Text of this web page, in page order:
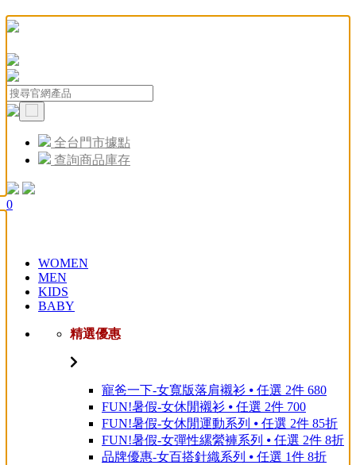
全台門市據點
查詢商品庫存
0
WOMEN
MEN
KIDS
BABY
精選優惠
寵爸一下-女寬版落肩襯衫 ⦁ 任選 2件 680
FUN!暑假-女休閒襯衫 ⦁ 任選 2件 700
FUN!暑假-女休閒運動系列 ⦁ 任選 2件 85折
FUN!暑假-女彈性縲縈褲系列 ⦁ 任選 2件 8折
品牌優惠-女百搭針織系列 ⦁ 任選 1件 8折